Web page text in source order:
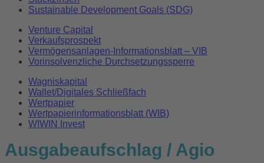
Sustainable Development Goals (SDG)
Venture Capital
Verkaufsprospekt
Vermögensanlagen-Informationsblatt – VIB
Vorinsolvenzliche Durchsetzungssperre
Wagniskapital
Wallet/Digitales Schließfach
Wertpapier
Wertpapierinformationsblatt (WIB)
WIWIN Invest
Ausgabeaufschlag / Agio